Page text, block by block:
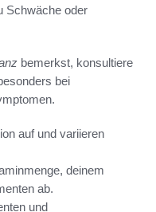
Schwäche oder
bemerkst, konsultiere
bei
auf und variieren
deinem
ab.
und